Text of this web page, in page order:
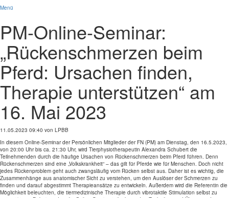
Menü
PM-Online-Seminar:
„Rückenschmerzen beim
Pferd: Ursachen finden,
Therapie unterstützen“ am
16. Mai 2023
11.05.2023 09:40 von LPBB
In diesem Online-Seminar der Persönlichen Mitglieder der FN (PM) am Dienstag, den 16.5.2023,
von 20:00 Uhr bis ca. 21:30 Uhr, wird Tierphysiotherapeutin Alexandra Schubert die
Teilnehmenden durch die häufige Ursachen von Rückenschmerzen beim Pferd führen. Denn
Rückenschmerzen sind eine „Volkskrankheit“ – das gilt für Pferde wie für Menschen. Doch nicht
jedes Rückenproblem geht auch zwangsläufig vom Rücken selbst aus. Daher ist es wichtig, die
Zusammenhänge aus anatomischer Sicht zu verstehen, um den Auslöser der Schmerzen zu
finden und darauf abgestimmt Therapieansätze zu entwickeln. Außerdem wird die Referentin die
Möglichkeit beleuchten, die tiermedizinische Therapie durch vibrotaktile Stimulation selbst zu